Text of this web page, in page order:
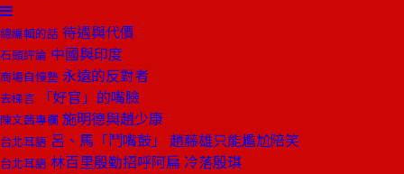
總編輯的話 待遇與代價
石頭評論 中國與印度
商場自慢塾 永遠的反對者
去梯言 「好官」的嘴臉
陳文茜專欄 施明德與趙少康
台北耳語 呂、馬「鬥嘴鼓」 趙藤雄只能尷尬陪笑
台北耳語 林百里殷勤招呼阿扁 冷落殷琪